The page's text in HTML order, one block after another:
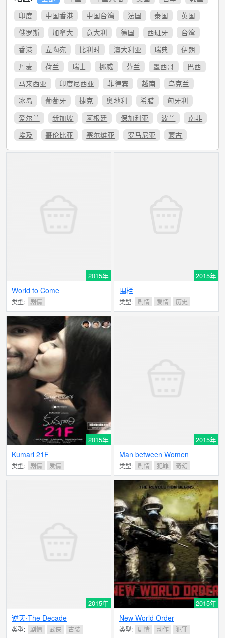
印度
中国香港 中国台湾 法国 泰国
英国
俄罗斯
加拿大 意大利 德国 西班牙
台湾
香港
立陶宛 比利时 澳大利亚 瑞典
伊朗
丹麦
荷兰 瑞士 挪威 芬兰 墨西哥
巴西
马来西亚
印度尼西亚 菲律宾 越南
乌克兰
冰岛
葡萄牙 捷克 奥地利 希腊
匈牙利
爱尔兰
新加坡 阿根廷 保加利亚 波兰
南非
埃及
哥伦比亚 塞尔维亚 罗马尼亚 蒙古
2015年
World to Come
类型: 剧情
2015年
围栏
类型: 剧情 爱情 历史
2015年
Kumari 21F
类型: 剧情 爱情
2015年
Man between Women
类型: 剧情 犯罪 奇幻
2015年
逆天‧The Decade
类型: 剧情 武侠 古装
2015年
New World Order
类型: 剧情 动作 犯罪